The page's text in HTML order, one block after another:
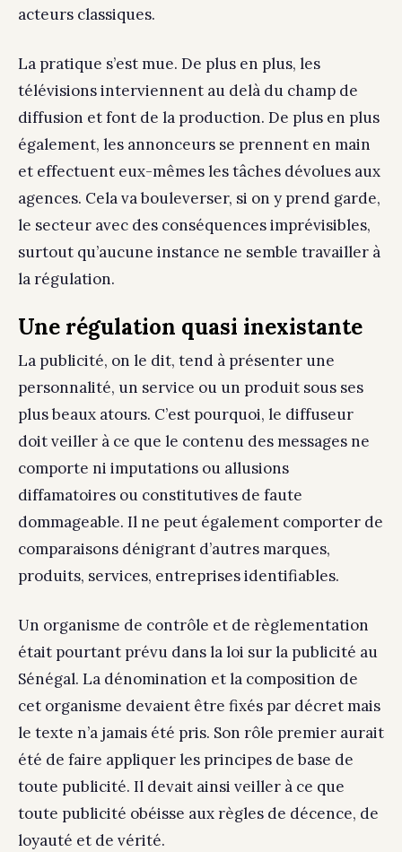
acteurs classiques.
La pratique s’est mue. De plus en plus, les
télévisions interviennent au delà du champ de
diffusion et font de la production. De plus en plus
également, les annonceurs se prennent en main
et effectuent eux-mêmes les tâches dévolues aux
agences. Cela va bouleverser, si on y prend garde,
le secteur avec des conséquences imprévisibles,
surtout qu’aucune instance ne semble travailler à
la régulation.
Une régulation quasi inexistante
La publicité, on le dit, tend à présenter une
personnalité, un service ou un produit sous ses
plus beaux atours. C’est pourquoi, le diffuseur
doit veiller à ce que le contenu des messages ne
comporte ni imputations ou allusions
diffamatoires ou constitutives de faute
dommageable. Il ne peut également comporter de
comparaisons dénigrant d’autres marques,
produits, services, entreprises identifiables.
Un organisme de contrôle et de règlementation
était pourtant prévu dans la loi sur la publicité au
Sénégal. La dénomination et la composition de
cet organisme devaient être fixés par décret mais
le texte n’a jamais été pris. Son rôle premier aurait
été de faire appliquer les principes de base de
toute publicité. Il devait ainsi veiller à ce que
toute publicité obéisse aux règles de décence, de
loyauté et de vérité.